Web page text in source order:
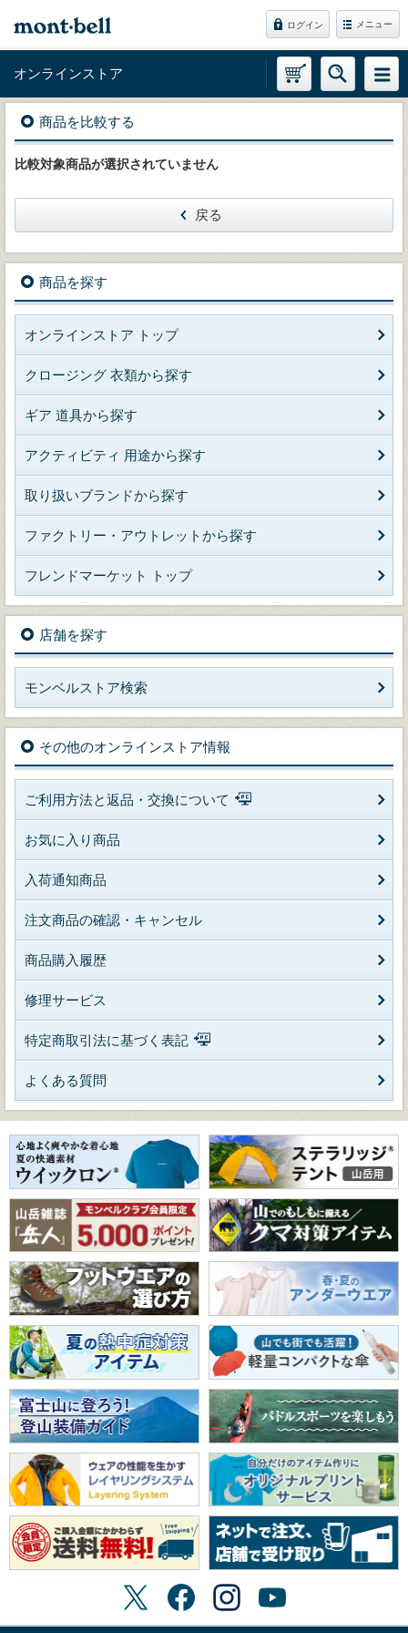
ログイン メニュー
オンラインストア
商品を比較する
比較対象商品が選択されていません
戻る
商品を探す
オンラインストア トップ
クロージング 衣類から探す
ギア 道具から探す
アクティビティ 用途から探す
取り扱いブランドから探す
ファクトリー・アウトレットから探す
フレンドマーケット トップ
店舗を探す
モンベルストア検索
その他のオンラインストア情報
ご利用方法と返品・交換について
お気に入り商品
入荷通知商品
注文商品の確認・キャンセル
商品購入履歴
修理サービス
特定商取引法に基づく表記
よくある質問